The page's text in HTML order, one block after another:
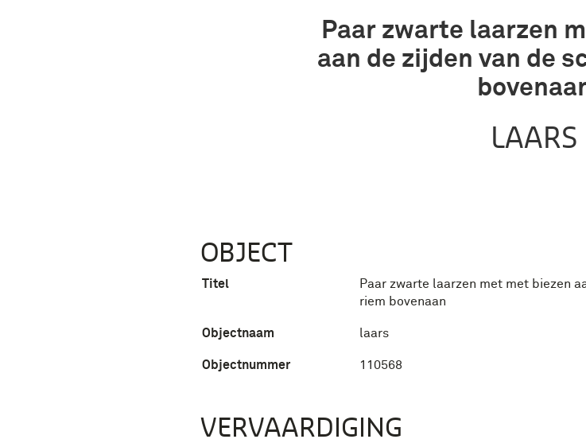
Paar zwarte laarzen
aan de zijden van de
LAARS
OBJECT
Titel
Paar zwarte laarzen met met biezen
riem bovenaan
Objectnaam laars
Objectnummer 110568
VERVAARDIGING